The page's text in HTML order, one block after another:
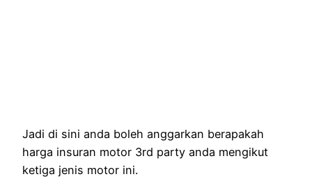
Jadi di sini anda boleh anggarkan berapakah
harga insuran motor 3rd party anda mengikut
ketiga jenis motor ini.